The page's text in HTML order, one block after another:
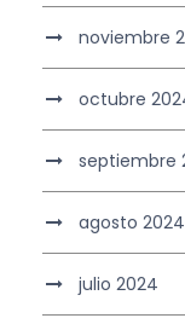
noviembre
octubre
septiembre
agosto 2024
julio 2024